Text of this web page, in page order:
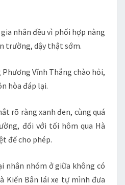
nhân đều vì phối hợp nàng
trường, dậy thật sớm.
Phương Vĩnh Thắng chào hỏi,
hòa đáp lại.
rõ ràng xanh đen, cùng quá
đối với tối hôm qua Hà
để cho phép.
nhân nhóm ở giữa không có
Kiến Bân lái xe tự mình đưa